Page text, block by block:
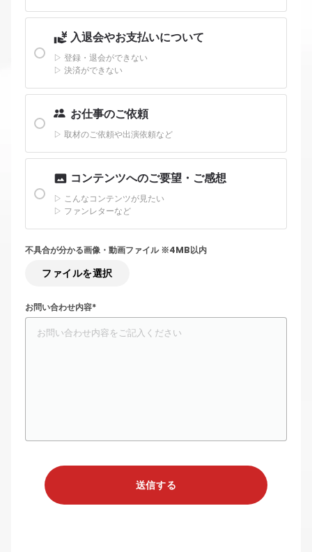
入退会やお支払いについて
▷ 登録・退会ができない
▷ 決済ができない
お仕事のご依頼
▷ 取材のご依頼や出演依頼など
コンテンツへのご要望・ご感想
▷ こんなコンテンツが見たい
▷ ファンレターなど
不具合が分かる画像・動画ファイル ※4MB以内
ファイルを選択
お問い合わせ内容*
送信する